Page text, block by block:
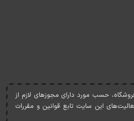
حسب مورد دارای مجوزهای لازم از
اين سايت تابع قوانين و مقررات